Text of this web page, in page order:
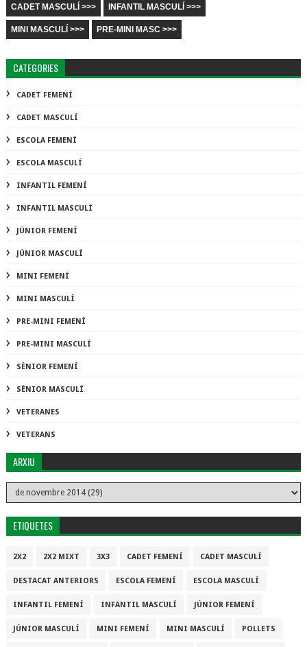
CADET MASCULÍ >>> INFANTIL MASCULÍ >>>
MINI MASCULÍ >>> PRE-MINI MASC >>>
CATEGORIES
CADET FEMENÍ
CADET MASCULÍ
ESCOLA FEMENÍ
ESCOLA MASCULÍ
INFANTIL FEMENÍ
INFANTIL MASCULÍ
JÚNIOR FEMENÍ
JÚNIOR MASCULÍ
MINI FEMENÍ
MINI MASCULÍ
PRE-MINI FEMENÍ
PRE-MINI MASCULÍ
SÈNIOR FEMENÍ
SÈNIOR MASCULÍ
VETERANES
VETERANS
ARXIU
ETIQUETES
2X2 2X2 MIXT 3X3 CADET FEMENÍ CADET MASCULÍ
DESTACAT ANTERIORS ESCOLA FEMENÍ ESCOLA MASCULÍ
INFANTIL FEMENÍ INFANTIL MASCULÍ JÚNIOR FEMENÍ
JÚNIOR MASCULÍ MINI FEMENÍ MINI MASCULÍ POLLETS